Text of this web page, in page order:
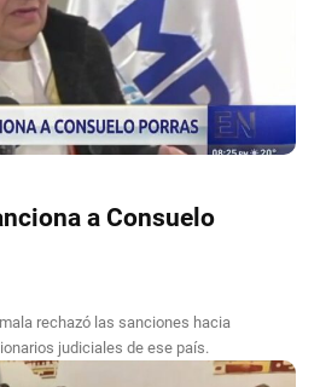
a Consuelo
rechazó las sanciones hacia
judiciales de ese país.